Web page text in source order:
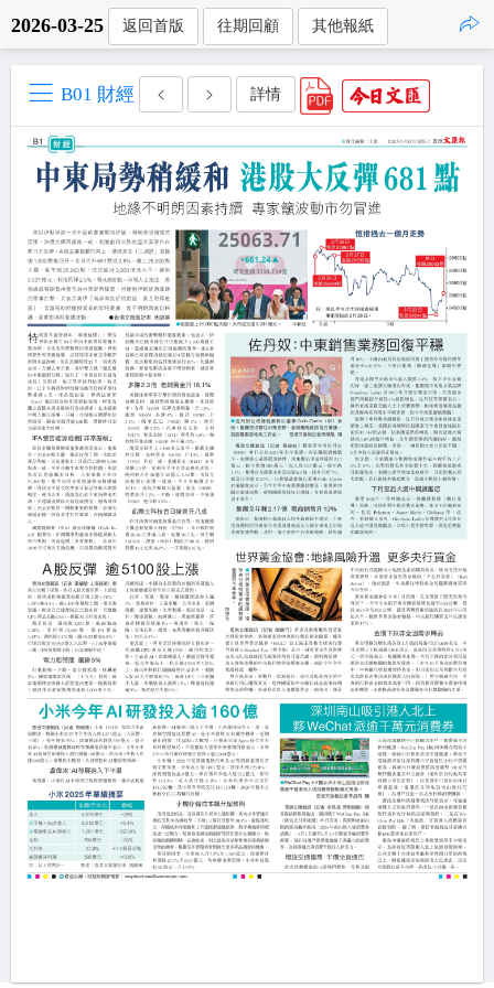
2026-03-25 返回首版 往期回顧 其他報紙
B01 財經 詳情